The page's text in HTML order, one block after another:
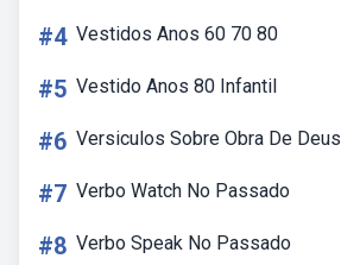
#4 Vestidos Anos 60 70 80
#5 Vestido Anos 80 Infantil
#6 Versiculos Sobre Obra De Deus
#7 Verbo Watch No Passado
#8 Verbo Speak No Passado